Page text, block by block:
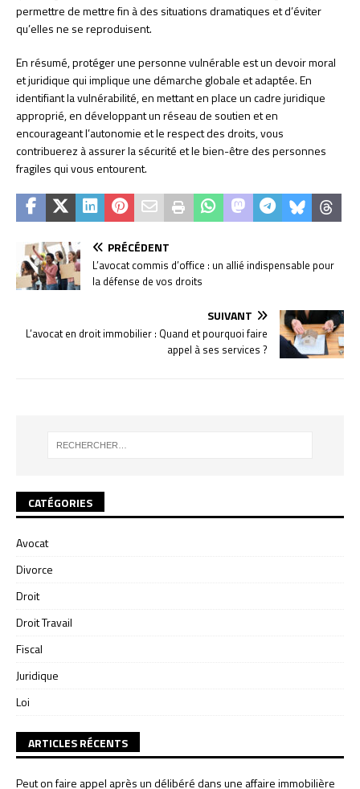
permettre de mettre fin à des situations dramatiques et d’éviter
qu’elles ne se reproduisent.
En résumé, protéger une personne vulnérable est un devoir moral
et juridique qui implique une démarche globale et adaptée. En
identifiant la vulnérabilité, en mettant en place un cadre juridique
approprié, en développant un réseau de soutien et en
encourageant l’autonomie et le respect des droits, vous
contribuerez à assurer la sécurité et le bien-être des personnes
fragiles qui vous entourent.
PRÉCÉDENT
L’avocat commis d’office : un allié indispensable pour
la défense de vos droits
SUIVANT
L’avocat en droit immobilier : Quand et pourquoi faire
appel à ses services ?
CATÉGORIES
Avocat
Divorce
Droit
Droit Travail
Fiscal
Juridique
Loi
ARTICLES RÉCENTS
Peut on faire appel après un délibéré dans une affaire immobilière